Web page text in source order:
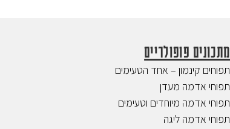
מתכונים פופולריים
תפוחים קינמון – אחד הטעימים
תפוחי אדמה מעדן
תפוחי אדמה מיוחדים וטעימים
תפוחי אדמה ליגה